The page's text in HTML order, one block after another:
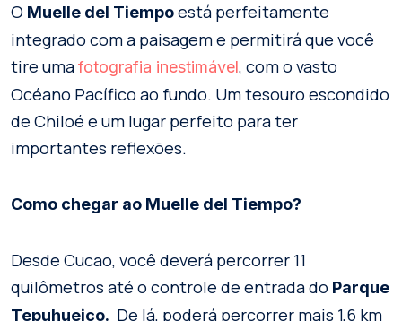
O Muelle del Tiempoestá perfeitamente
integrado com a paisagem e permitirá que você
tire umafotografia inestimável, com o vasto
Océano Pacífico ao fundo. Um tesouro escondido
de Chiloé e um lugar perfeito para ter
importantes reflexões.
Como chegar ao Muelle del Tiempo?
Desde Cucao, você deverá percorrer 11
quilômetros até o controle de entrada do Parque
Tepuhueico. De lá, poderá percorrer mais 1,6 km